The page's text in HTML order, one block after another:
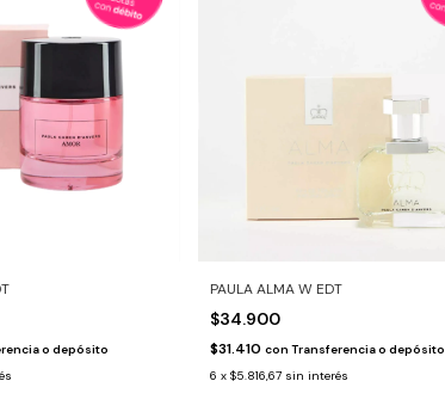
o depósito
PAULA ALMA W EDT
$34.900
$31.410 con Transferencia o depósito
6 x $5.816,67 sin interés